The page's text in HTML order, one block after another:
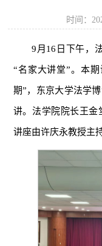
时间：
9月16日下午，
“名家大讲堂”。本
期”，东京大学法学
讲。法学院院长王金
讲座由许庆永教授主